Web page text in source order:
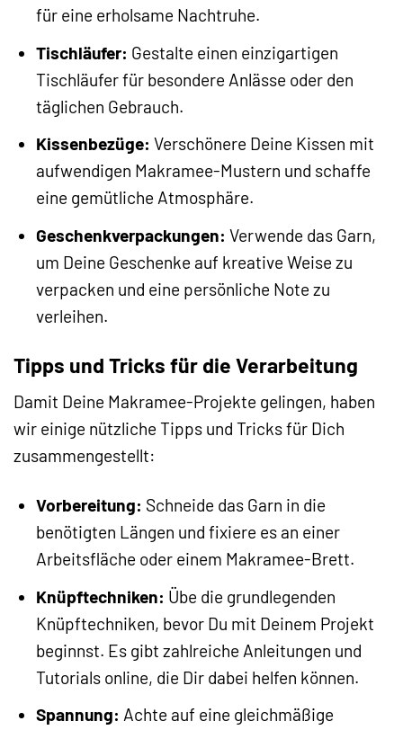
für eine erholsame Nachtruhe.
Tischläufer: Gestalte einen einzigartigen
Tischläufer für besondere Anlässe oder den
täglichen Gebrauch.
Kissenbezüge: Verschönere Deine Kissen mit
aufwendigen Makramee-Mustern und schaffe
eine gemütliche Atmosphäre.
Geschenkverpackungen: Verwende das Garn,
um Deine Geschenke auf kreative Weise zu
verpacken und eine persönliche Note zu
verleihen.
Tipps und Tricks für die Verarbeitung
Damit Deine Makramee-Projekte gelingen, haben
wir einige nützliche Tipps und Tricks für Dich
zusammengestellt:
Vorbereitung: Schneide das Garn in die
benötigten Längen und fixiere es an einer
Arbeitsfläche oder einem Makramee-Brett.
Knüpftechniken: Übe die grundlegenden
Knüpftechniken, bevor Du mit Deinem Projekt
beginnst. Es gibt zahlreiche Anleitungen und
Tutorials online, die Dir dabei helfen können.
Spannung: Achte auf eine gleichmäßige